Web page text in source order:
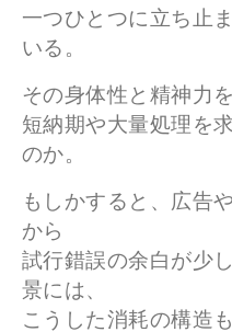
一つひとつに立ち止
いる。
その身体性と精神力
短納期や大量処理を
のか。
もしかすると、広告
から
試行錯誤の余白が少
景には、
こうした消耗の構造